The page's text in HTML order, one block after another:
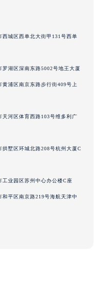
西城区西单北大街甲131号西单
罗湖区深南东路5002号地王大厦
黄浦区南京东路步行街409号上
天河区体育西路103号维多利广
拱墅区环城北路208号杭州大厦C
工业园区苏州中心办公楼C座
和平区南京路219号海航天津中